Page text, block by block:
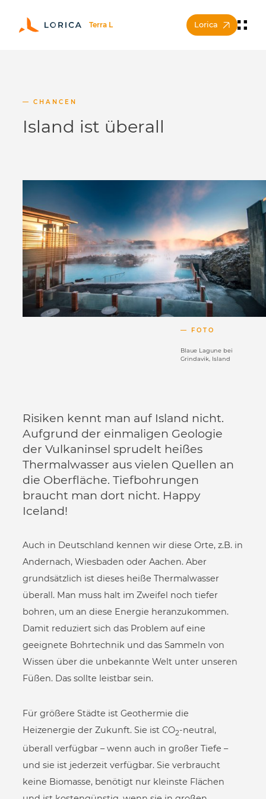
Lorica
CHANCEN
Island ist überall
FOTO
Blaue Lagune bei
Grindavik, Island
Risiken kennt man auf Island nicht.
Aufgrund der einmaligen Geologie
der Vulkaninsel sprudelt heißes
Thermalwasser aus vielen Quellen an
die Oberfläche. Tiefbohrungen
braucht man dort nicht. Happy
Iceland!
Auch in Deutschland kennen wir diese Orte, z.B. in
Andernach, Wiesbaden oder Aachen. Aber
grundsätzlich ist dieses heiße Thermalwasser
überall. Man muss halt im Zweifel noch tiefer
bohren, um an diese Energie heranzukommen.
Damit reduziert sich das Problem auf eine
geeignete Bohrtechnik und das Sammeln von
Wissen über die unbekannte Welt unter unseren
Füßen. Das sollte leistbar sein.
Für größere Städte ist Geothermie die
Heizenergie der Zukunft. Sie ist CO2-neutral,
überall verfügbar – wenn auch in großer Tiefe –
und sie ist jederzeit verfügbar. Sie verbraucht
keine Biomasse, benötigt nur kleinste Flächen